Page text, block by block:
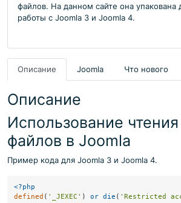
файлов. На данном сайте она упакована
работы с Joomla 3 и Joomla 4.
Описание Joomla Что нового
Описание
Использование
файлов в Joomla
Пример кода для Joomla 3 и Joomla 4.
<?php
defined ( '_JEXEC' ) or die ( 'Restricted